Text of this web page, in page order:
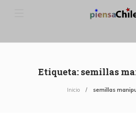
Etiqueta: semillas
Inicio semillas